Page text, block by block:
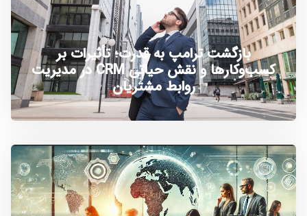
بازگشت ترامپ به قدرت؛ تأثیرات بر
کسب‌وکارها و نقش حیاتی CRM در مدیریت
روابط مشتریان